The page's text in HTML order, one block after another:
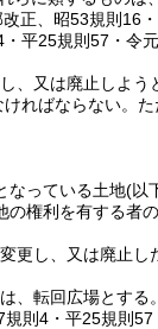
正、昭53規則16
平25規則57・令
、又は廃止しよう
ればならない。
なっている土地(以
の権利を有する者の
更し、又は廃止
、転回広場とする。
則4・平25規則